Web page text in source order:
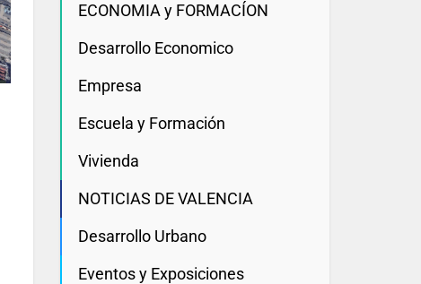
ECONOMIA y FORMACÍON
Desarrollo Economico
Empresa
Escuela y Formación
Vivienda
NOTICIAS DE VALENCIA
Desarrollo Urbano
Eventos y Exposiciones